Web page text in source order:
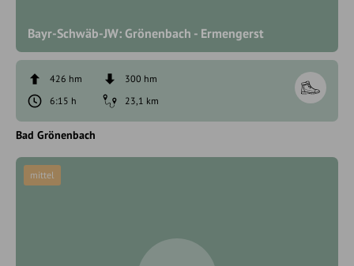
Bayr-Schwäb-JW: Grönenbach - Ermengerst
426 hm
300 hm
6:15 h
23,1 km
Bad Grönenbach
mittel